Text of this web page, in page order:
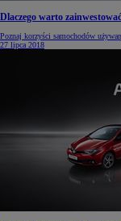
Dlaczego warto
Poznaj korzyści samochodów
27 lipca 2018